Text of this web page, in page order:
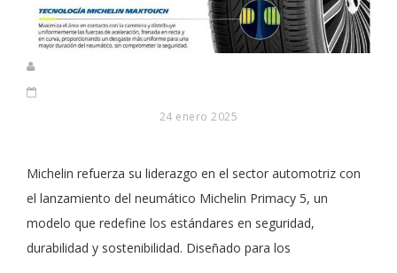
24 enero 2025
Michelin refuerza su liderazgo en el sector automotriz con
el lanzamiento del neumático Michelin Primacy 5, un
modelo que redefine los estándares en seguridad,
durabilidad y sostenibilidad. Diseñado para los